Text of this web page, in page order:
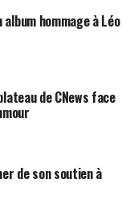
hommage à Léo
de CNews face
de son soutien à